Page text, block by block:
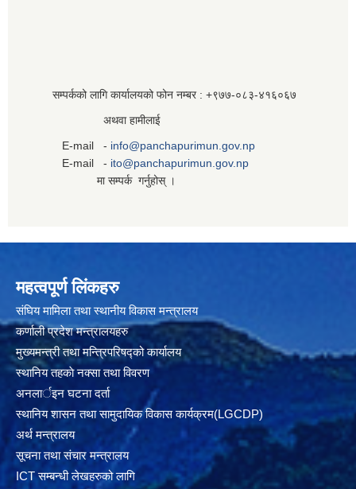
सम्पर्कको लागि कार्यालयको फोन नम्बर : +९७७-०८३‍-४१६०६७
अथवा हामीलाई
E-mail - info@panchapurimun.gov.np
E-mail - ito@panchapurimun.gov.np
मा सम्पर्क गर्नुहोस् ।
महत्वपूर्ण लिंकहरु
संघिय मामिला तथा स्थानीय विकास मन्त्रालय
कर्णाली प्रदेश मन्त्रालयहरु
मुख्यमन्त्री तथा मन्त्रिपरिषद्को कार्यालय
स्थानिय तहकाे नक्सा तथा विवरण
अनलार्इन घटना दर्ता
स्थानिय शासन तथा सामुदायिक विकास कार्यक्रम(LGCDP)
अर्थ मन्त्रालय
सूचना तथा संचार मन्त्रालय
ICT सम्बन्धी लेखहरुको लागि